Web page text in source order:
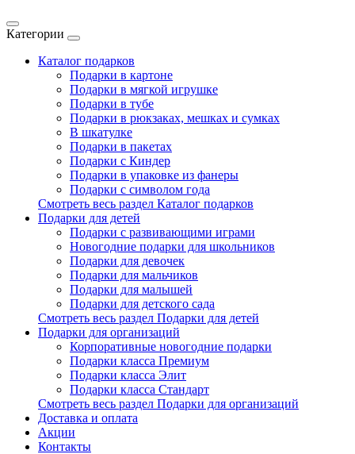
Категории
Каталог подарков
Подарки в картоне
Подарки в мягкой игрушке
Подарки в тубе
Подарки в рюкзаках, мешках и сумках
В шкатулке
Подарки в пакетах
Подарки с Киндер
Подарки в упаковке из фанеры
Подарки с символом года
Смотреть весь раздел Каталог подарков
Подарки для детей
Подарки с развивающими играми
Новогодние подарки для школьников
Подарки для девочек
Подарки для мальчиков
Подарки для малышей
Подарки для детского сада
Смотреть весь раздел Подарки для детей
Подарки для организаций
Корпоративные новогодние подарки
Подарки класса Премиум
Подарки класса Элит
Подарки класса Стандарт
Смотреть весь раздел Подарки для организаций
Доставка и оплата
Акции
Контакты